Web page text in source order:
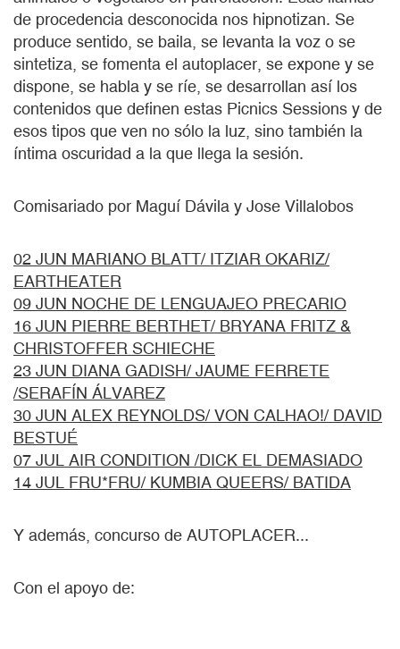
de procedencia desconocida nos hipnotizan. Se
produce sentido, se baila, se levanta la voz o se
sintetiza, se fomenta el autoplacer, se expone y se
dispone, se habla y se ríe, se desarrollan así los
contenidos que definen estas Picnics Sessions y de
esos tipos que ven no sólo la luz, sino también la
íntima oscuridad a la que llega la sesión.
Comisariado por Maguí Dávila y Jose Villalobos
02 JUN MARIANO BLATT/ ITZIAR OKARIZ/
EARTHEATER
09 JUN NOCHE DE LENGUAJEO PRECARIO
16 JUN PIERRE BERTHET/ BRYANA FRITZ &
CHRISTOFFER SCHIECHE
23 JUN DIANA GADISH/ JAUME FERRETE
/SERAFÍN ÁLVAREZ
30 JUN ALEX REYNOLDS/ VON CALHAO!/ DAVID
BESTUÉ
07 JUL AIR CONDITION /DICK EL DEMASIADO
14 JUL FRU*FRU/ KUMBIA QUEERS/ BATIDA
Y además, concurso de AUTOPLACER...
Con el apoyo de: